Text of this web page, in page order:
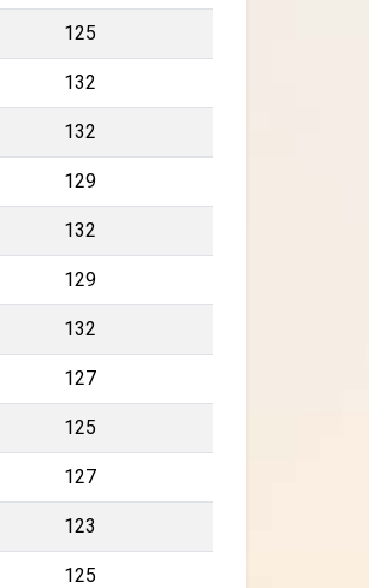
125
132
132
129
132
129
132
127
125
127
123
125